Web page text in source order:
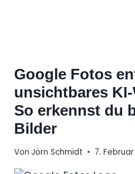
Google Fotos
unsichtbares
So erkennst du
Bilder
Von Jörn Schmidt 7.